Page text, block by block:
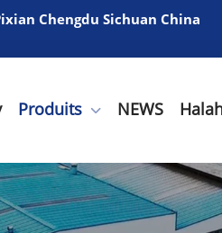
Chengdu Sichuan China
Produits NEWS